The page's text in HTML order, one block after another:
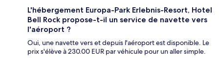
L'hébergement Europa-Park Erlebnis-Resort, Hotel
Bell Rock propose-t-il un service de navette vers
l'aéroport ?
Oui, une navette vers et depuis l'aéroport est disponible. Le
prix s'élève à 230.00 EUR par véhicule pour un aller simple.